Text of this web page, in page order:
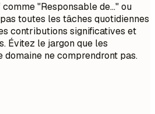
"Responsable de..." ou
toutes les tâches quotidiennes
contributions significatives et
Évitez le jargon que les
ne comprendront pas.